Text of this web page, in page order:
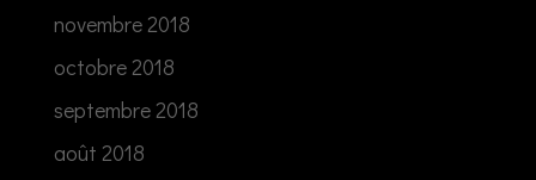
novembre 2018
octobre 2018
septembre 2018
août 2018